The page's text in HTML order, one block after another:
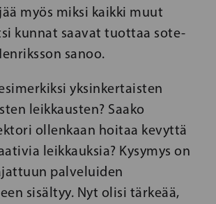
myös miksi kaikki muut
kunnat saavat tuottaa sote-
sanoo.
yksinkertaisten
leikkausten? Saako
ollenkaan hoitaa kevyttä
leikkauksia? Kysymys on
palveluiden
sisältyy. Nyt olisi tärkeää,